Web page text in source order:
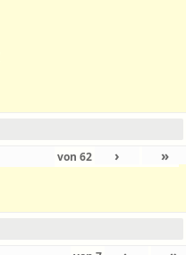
von62 › »